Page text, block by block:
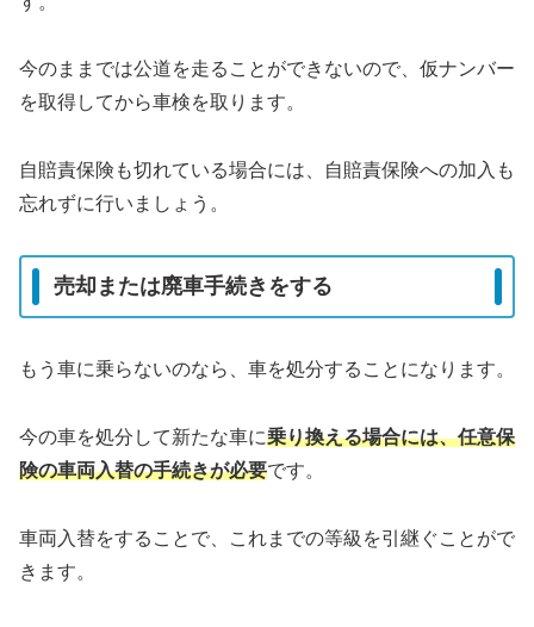
今のままでは公道を走ることができないので、仮ナンバー
を取得してから車検を取ります。
自賠責保険も切れている場合には、自賠責保険への加入も
忘れずに行いましょう。
売却または廃車手続きをする
もう車に乗らないのなら、車を処分することになります。
今の車を処分して新たな車に乗り換える場合には、任意保
険の車両入替の手続きが必要です。
車両入替をすることで、これまでの等級を引継ぐことがで
きます。